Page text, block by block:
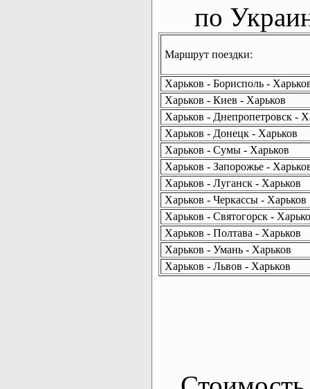
по
Маршрут поездки:
Харьков - Борисполь -
Харьков - Киев - Харьков
Харьков - Днепропетровск -
Харьков - Донецк - Харьков
Харьков - Сумы - Харьков
Харьков - Запорожье -
Харьков - Луганск - Харьков
Харьков - Черкассы - Харьков
Харьков - Святогорск -
Харьков - Полтава - Харьков
Харьков - Умань - Харьков
Харьков - Львов - Харьков